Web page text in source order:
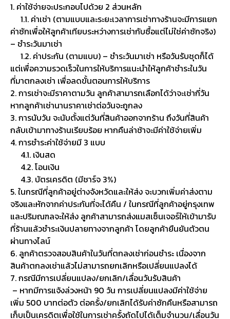
1. ค่าใช้จ่ายจะประกอบไปด้วย 2 ส่วนหลัก
1.1. ค่าเช่า (ตามแบบและระยะเวลาการเช่าทางร้านจะมีการแยก
ค่าซักเพื่อให้ลูกค้าเทียบระหว่างการเช่ากับซื้อแต่ไม่ใช่ค่าซักจริง)
– ชำระวันมาเช่า
1.2. ค่าประกัน (ตามแบบ) – ชำระวันมาเช่า หรือวันรับชุดก็ได้
แต่เพื่อความรวดเร็วในการให้บริการแนะนำให้ลูกค้าชำระในวัน
ที่มาตกลงเช่า เพื่อลดขั้นตอนการให้บริการ
2. การเช่าจะมีราคาตามวัน ลูกค้าสามารถเลือกได้ว่าจะเช่ากี่วัน
หากลูกค้าเช่านานราคาเช่าต่อวันจะถูกลง
3. การนับวัน จะนับตั้งแต่วันที่สินค้าออกจากร้าน ถึงวันที่สินค้า
กลับเข้ามาทางร้านเรียบร้อย หากคืนล่าช้าจะมีค่าใช้จ่ายเพิ่ม
4. การชำระค่าใช้จ่ายมี 3 แบบ
4.1. เงินสด
4.2. โอนเงิน
4.3. บัตรเครดิต (มีชาร์จ 3%)
5. ในกรณีที่ลูกค้าอยู่ต่างจังหวัดและให้ส่ง จะบวกเพิ่มค่าส่งตาม
จริงและหักจากค่าประกันที่จะได้คืน / ในกรณีที่ลูกค้าอยู่กรุงเทพ
และปริมณฑลจะให้ส่ง ลูกค้าสามารถส่งแมสเซ็นเจอร์ให้เข้ามารับ
ที่ร้านแล้วชำระเงินปลายทางจากลูกค้า โดยลูกค้ายืนยันตัวตน
ผ่านทางไลน์
6. ลูกค้าตรวจสอบสินค้าในวันที่ตกลงเช่าก่อนชำระ เนื่องจาก
สินค้าตกลงเช่าแล้วไม่สามารถยกเลิกหรือเปลี่ยนแปลงได้
7. กรณีมีการเปลี่ยนแปลง/ยกเลิก/เลื่อนวันรับสินค้า
– หากมีการแจ้งล่วงหน้า 90 วัน การเปลี่ยนแปลงมีค่าใช้จ่าย
เพิ่ม 500 บาทต่อตัว ต่อครั้ง/ยกเลิกได้รับค่าซักคืนหรือสามารถ
เก็บเป็นเครดิตเพื่อใช้ในการเช่าครั้งถัดไปได้เต็มจำนวน/เลื่อนวัน